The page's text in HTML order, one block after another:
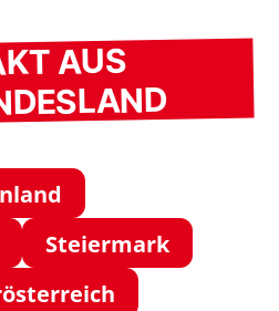
AUS
Steiermark